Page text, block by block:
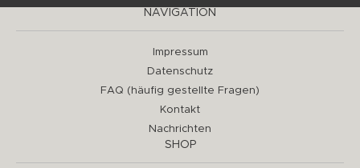
NAVIGATION
Impressum
Datenschutz
FAQ (häufig gestellte Fragen)
Kontakt
Nachrichten
SHOP